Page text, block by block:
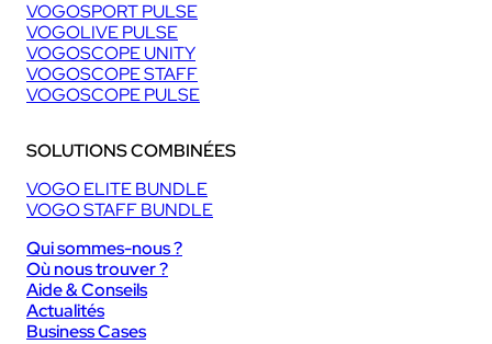
VOGOSPORT PULSE
VOGOLIVE PULSE
VOGOSCOPE UNITY
VOGOSCOPE STAFF
VOGOSCOPE PULSE
SOLUTIONS COMBINÉES
VOGO ELITE BUNDLE
VOGO STAFF BUNDLE
Qui sommes-nous ?
Où nous trouver ?
Aide & Conseils
Actualités
Business Cases